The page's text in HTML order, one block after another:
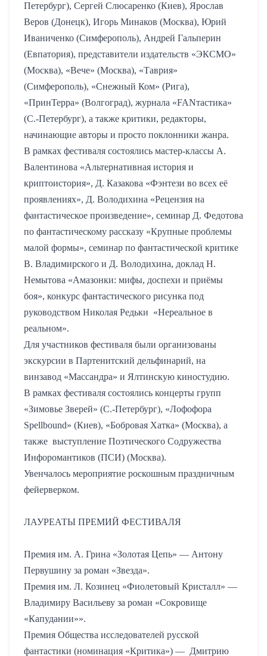
Петербург), Сергей Слюсаренко (Киев), Ярослав
Веров (Донецк), Игорь Минаков (Москва), Юрий
Иваниченко (Симферополь), Андрей Гальперин
(Евпатория), представители издательств «ЭКСМО»
(Москва), «Вече» (Москва), «Таврия»
(Симферополь), «Снежный Ком» (Рига),
«ПринТерра» (Волгоград), журнала «FANтастика»
(С.-Петербург), а также критики, редакторы,
начинающие авторы и просто поклонники жанра.
В рамках фестиваля состоялись мастер-классы А.
Валентинова «Альтернативная история и
криптоистория», Д. Казакова «Фэнтези во всех её
проявлениях», Д. Володихина «Рецензия на
фантастическое произведение», семинар Д. Федотова
по фантастическому рассказу «Крупные проблемы
малой формы», семинар по фантастической критике
В. Владимирского и Д. Володихина, доклад Н.
Немытова «Амазонки: мифы, доспехи и приёмы
боя», конкурс фантастического рисунка под
руководством Николая Редьки «Нереальное в
реальном».
Для участников фестиваля были организованы
экскурсии в Партенитский дельфинарий, на
винзавод «Массандра» и Ялтинскую киностудию.
В рамках фестиваля состоялись концерты групп
«Зимовье Зверей» (С.-Петербург), «Лофофора
Spellbound» (Киев), «Бобровая Хатка» (Москва), а
также выступление Поэтического Содружества
Инфоромантиков (ПСИ) (Москва).
Увенчалось мероприятие роскошным праздничным
фейерверком.
ЛАУРЕАТЫ ПРЕМИЙ ФЕСТИВАЛЯ
Премия им. А. Грина «Золотая Цепь» — Антону
Первушину за роман «Звезда».
Премия им. Л. Козинец «Фиолетовый Кристалл» —
Владимиру Васильеву за роман «Сокровище
«Капудании»».
Премия Общества исследователей русской
фантастики (номинация «Критика») — Дмитрию